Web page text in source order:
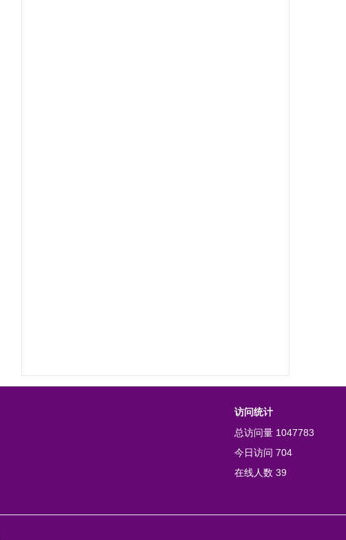
访问统计
总访问量 1047783
今日访问 704
在线人数 39